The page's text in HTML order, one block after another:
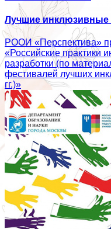
Лучшие инклюзивные
РООИ «Перспектива»
«Российские практики
разработки (по
фестивалей лучших
гг.)»